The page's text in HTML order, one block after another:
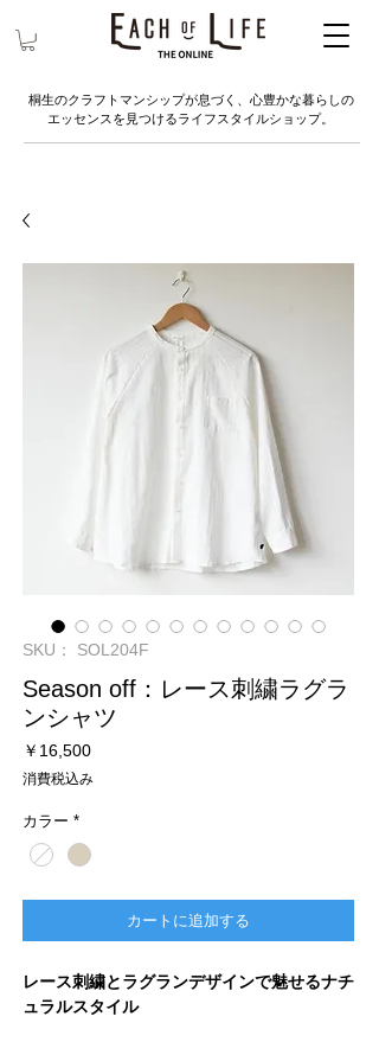
桐生のクラフトマンシップが息づく、心豊かな暮らしの
エッセンスを見つけるライフスタイルショップ。
SKU： SOL204F
Season off：レース刺繍ラグラ
ンシャツ
￥16,500価
消費税込み
カラー *
カートに追加する
レース刺繍とラグランデザインで魅せるナチ
ュラルスタイル